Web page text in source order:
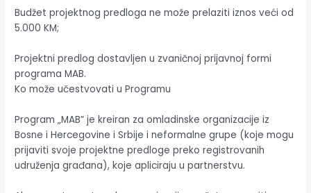
Budžet projektnog predloga ne može prelaziti iznos veći od
5.000 KM;
Projektni predlog dostavljen u zvaničnoj prijavnoj formi
programa MAB.
Ko može učestvovati u Programu
Program „MAB” je kreiran za omladinske organizacije iz
Bosne i Hercegovine i Srbije i neformalne grupe (koje mogu
prijaviti svoje projektne predloge preko registrovanih
udruženja građana), koje apliciraju u partnerstvu.